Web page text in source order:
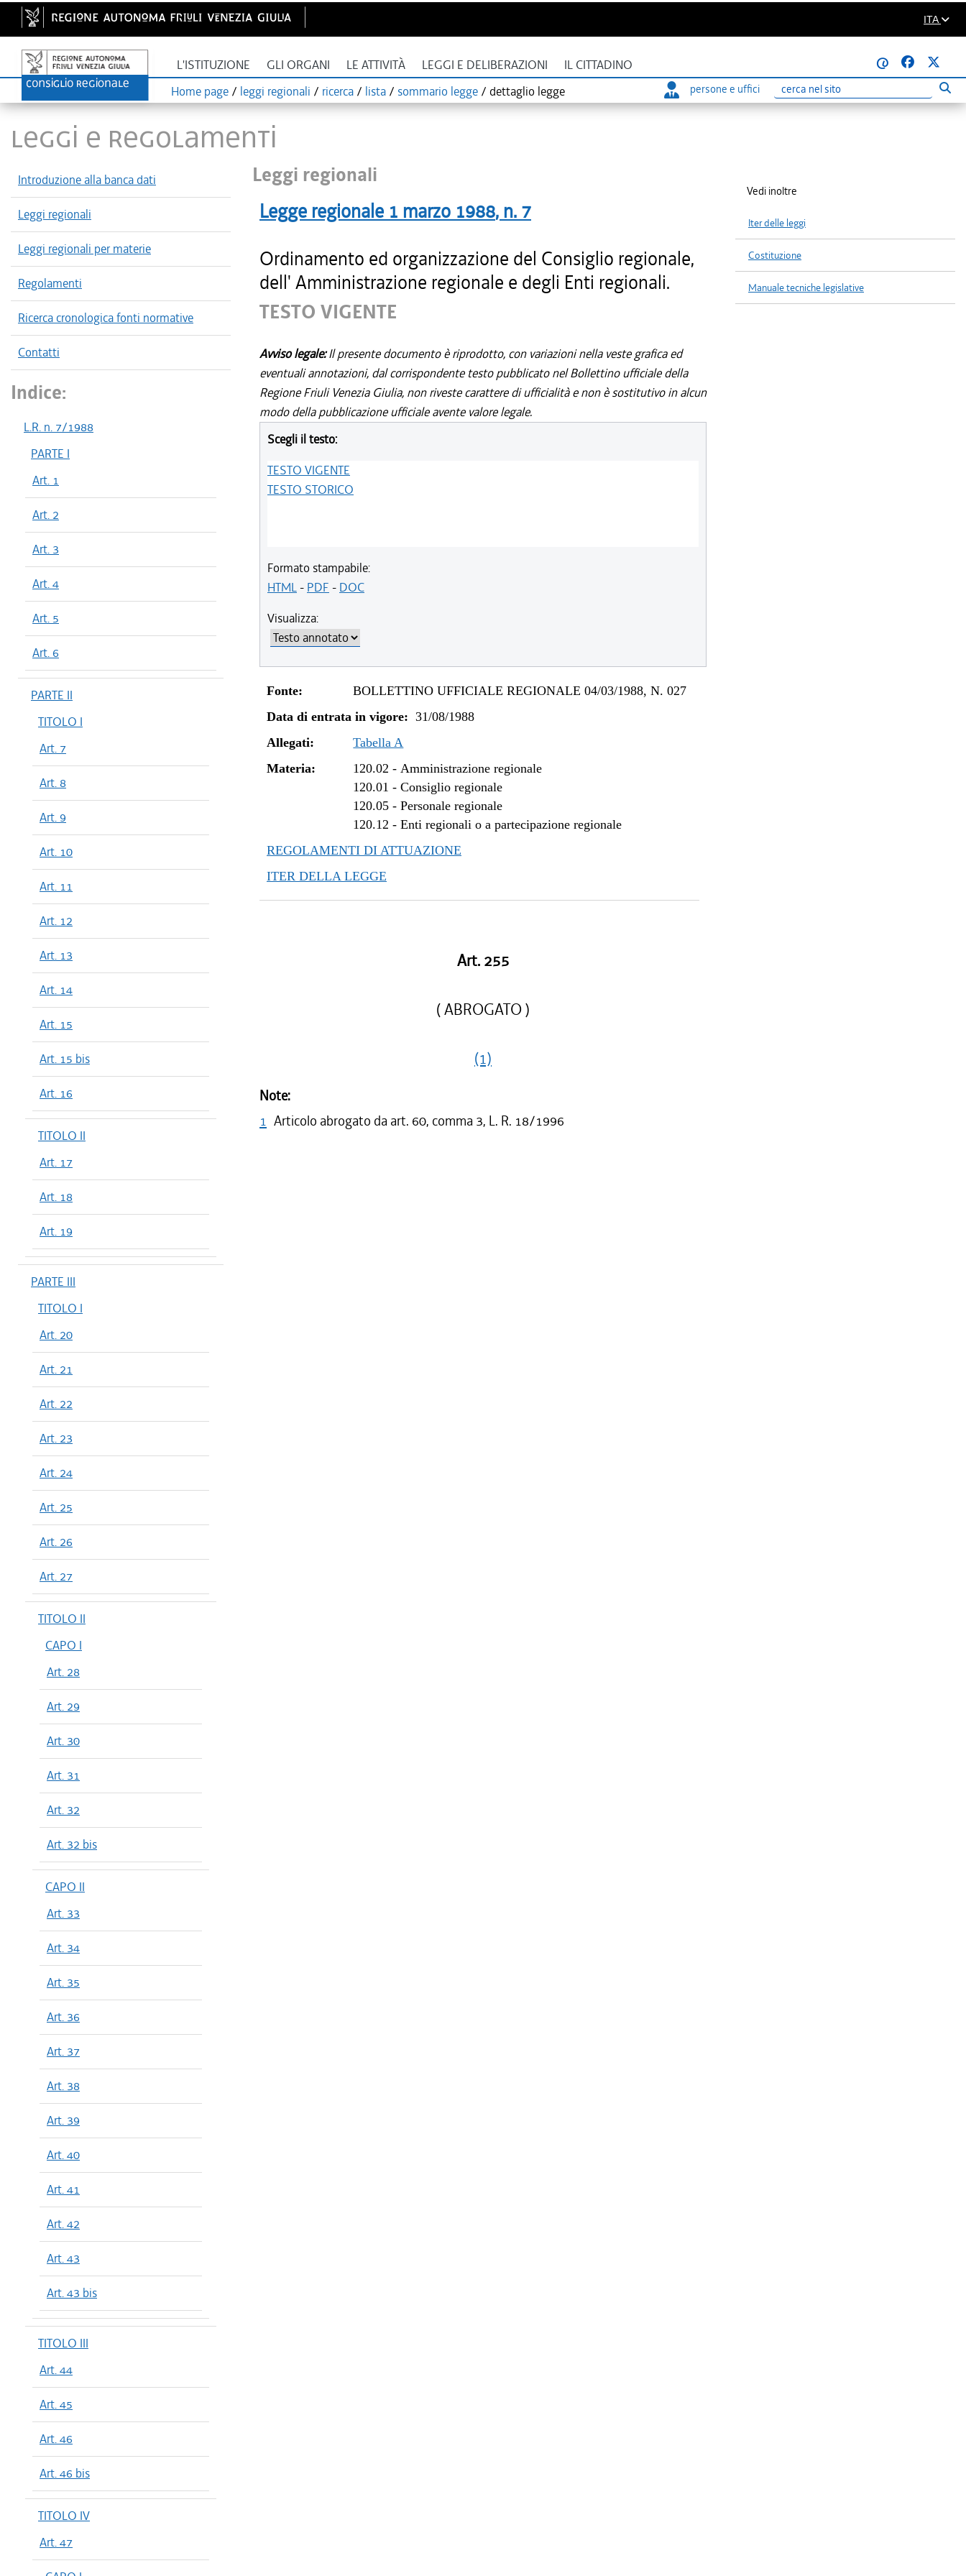
ITA
L'ISTITUZIONE GLI ORGANI LE ATTIVITÀ LEGGI E DELIBERAZIONI IL CITTADINO
@
Home page / leggi regionali / ricerca / lista / sommario legge / dettaglio legge persone e uffici
Ricerca
LEGGI E REGOLAMENTI
Introduzione alla banca dati
Leggi regionali
Leggi regionali per materie
Regolamenti
Ricerca cronologica fonti normative
Contatti
Indice:
L.R. n. 7/1988
PARTE I
Art. 1
Art. 2
Art. 3
Art. 4
Art. 5
Art. 6
PARTE II
TITOLO I
Art. 7
Art. 8
Art. 9
Art. 10
Art. 11
Art. 12
Art. 13
Art. 14
Art. 15
Art. 15 bis
Art. 16
TITOLO II
Art. 17
Art. 18
Art. 19
PARTE III
TITOLO I
Art. 20
Art. 21
Art. 22
Art. 23
Art. 24
Art. 25
Art. 26
Art. 27
TITOLO II
CAPO I
Art. 28
Art. 29
Art. 30
Art. 31
Art. 32
Art. 32 bis
CAPO II
Art. 33
Art. 34
Art. 35
Art. 36
Art. 37
Art. 38
Art. 39
Art. 40
Art. 41
Art. 42
Art. 43
Art. 43 bis
TITOLO III
Art. 44
Art. 45
Art. 46
Art. 46 bis
TITOLO IV
Art. 47
Leggi regionali
Legge regionale 1 marzo 1988, n. 7
Ordinamento ed organizzazione del Consiglio regionale,
dell' Amministrazione regionale e degli Enti regionali.
TESTO VIGENTE
Avviso legale:Il presente documento è riprodotto, con variazioni nella veste grafica ed
eventuali annotazioni, dal corrispondente testo pubblicato nel Bollettino ufficiale della
Regione Friuli Venezia Giulia, non riveste carattere di ufficialità e non è sostitutivo in alcun
modo della pubblicazione ufficiale avente valore legale.
Scegli il testo:
TESTO VIGENTE
TESTO STORICO
Formato stampabile:
HTML- PDF - DOC
Visualizza:
Fonte:
BOLLETTINO UFFICIALE REGIONALE 04/03/1988, N. 027
Data di entrata in vigore: 31/08/1988
Allegati:
Tabella A
Materia:
120.02 -Amministrazione regionale
120.01 -Consiglio regionale
120.05 -Personale regionale
120.12 -Enti regionali o a partecipazione regionale
REGOLAMENTI DI ATTUAZIONE
ITER DELLA LEGGE
Art. 255
( ABROGATO )
(1)
Note:
1 Articolo abrogato da art. 60, comma 3, L. R. 18/1996
Vedi inoltre
Iter delle leggi
Costituzione
Manuale tecniche legislative